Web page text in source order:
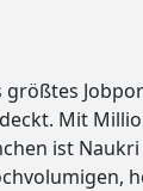
Mit
ist